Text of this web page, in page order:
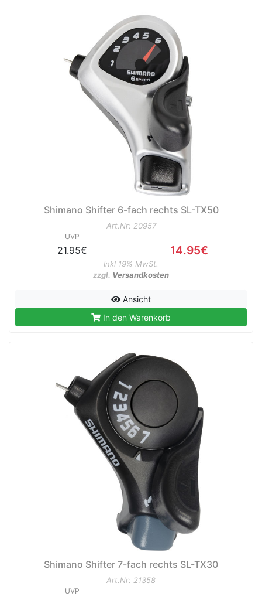
Shimano Shifter 6-fach rechts SL-TX50
Art.Nr: 20957
UVP
21.95€ 14.95€
Inkl 19% MwSt.
zzgl. Versandkosten
Ansicht
In den Warenkorb
Shimano Shifter 7-fach rechts SL-TX30
Art.Nr: 21358
UVP